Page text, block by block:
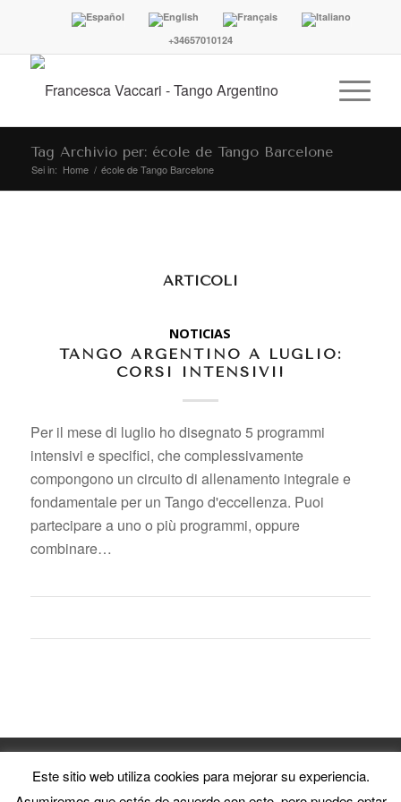
+34657010124
Tag Archivio per: école de Tango Barcelone
Sei in: Home / école de Tango Barcelone
ARTICOLI
NOTICIAS
TANGO ARGENTINO A LUGLIO:
CORSI INTENSIVI!
Per il mese di luglio ho disegnato 5 programmi
intensivi e specifici, che complessivamente
compongono un circuito di allenamento integrale e
fondamentale per un Tango d'eccellenza. Puoi
partecipare a uno o più programmi, oppure
combinare…
Este sitio web utiliza cookies para mejorar su experiencia.